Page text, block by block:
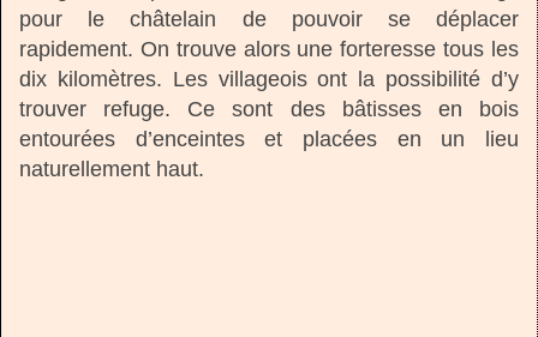
pour le châtelain de pouvoir se déplacer
rapidement. On trouve alors une forteresse tous les
dix kilomètres. Les villageois ont la possibilité d’y
trouver refuge. Ce sont des bâtisses en bois
entourées d’enceintes et placées en un lieu
naturellement haut.